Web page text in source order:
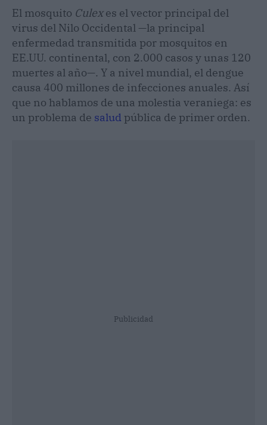
El mosquito Culexes el vector principal del
virus del Nilo Occidental —la principal
enfermedad transmitida por mosquitos en
EE.UU. continental, con 2.000 casos y unas 120
muertes al año—. Y a nivel mundial, el dengue
causa 400 millones de infecciones anuales. Así
que no hablamos de una molestia veraniega: es
un problema de salud pública de primer orden.
Publicidad